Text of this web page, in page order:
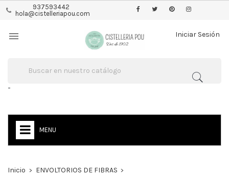
937593442
hola@cistelleriapou.com
Iniciar Sesión

-
MENU
Inicio
ENVOLTORIOS DE FIBRAS